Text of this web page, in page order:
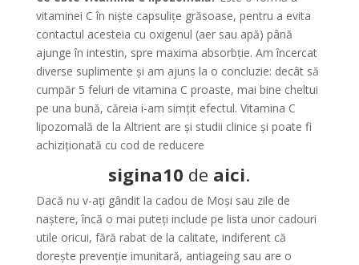
vitaminei C în niște capsulițe grăsoase, pentru a evita
contactul acesteia cu oxigenul (aer sau apă) până
ajunge în intestin, spre maxima absorbție. Am încercat
diverse suplimente și am ajuns la o concluzie: decât să
cumpăr 5 feluri de vitamina C proaste, mai bine cheltui
pe una bună, căreia i-am simțit efectul. Vitamina C
lipozomală de la Altrient are și studii clinice și poate fi
achiziționată cu cod de reducere
sigina10 de aici.
Dacă nu v-ați gândit la cadou de Moși sau zile de
naștere, încă o mai puteți include pe lista unor cadouri
utile oricui, fără rabat de la calitate, indiferent că
dorește prevenție imunitară, antiageing sau are o